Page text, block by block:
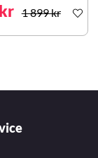
1 899 kr